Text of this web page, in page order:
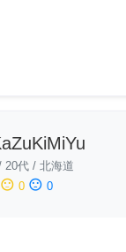
20代 / 北海道
sentiment_neutral 0 sentiment_dissatisfied 0